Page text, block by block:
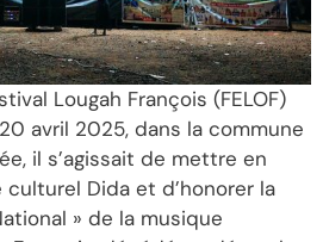
Lougah François (FELOF)
avril 2025, dans la commune
il s’agissait de mettre en
Dida et d’honorer la
» de la musique